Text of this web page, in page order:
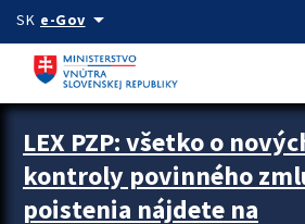
Preskocit na hlavný obsah
SK e-Govarrow_drop_down
Zastavit automatický posun upútavok
LEX PZP: všetko o
kontroly povinného
poistenia nájdete na